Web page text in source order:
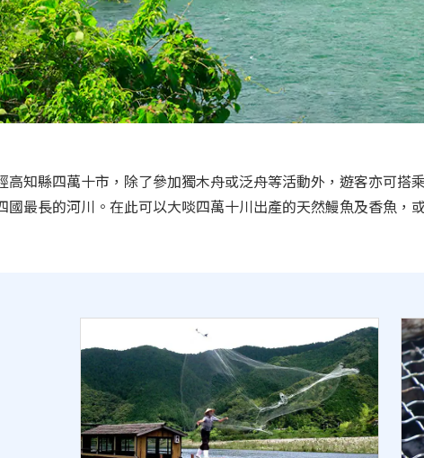
高知縣四萬十市，除了參加獨木舟或泛舟等活動外，遊客亦可
國最長的河川。在此可以大啖四萬十川出產的天然鰻魚及香魚，